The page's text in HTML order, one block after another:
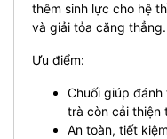
thêm sinh lực cho hệ
và giải tỏa căng thẳng.
Ưu điểm:
Chuối giúp
trà còn cải thiện
An toàn, tiết